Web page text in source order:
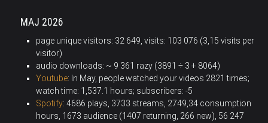
MAJ 2026
page unique visitors: 32 649, visits: 103 076 (3,15 visits per
visitor)
audio downloads: ~ 9 361 razy (3891 ÷ 3 + 8064)
Youtube: In May, people watched your videos 2821 times;
watch time: 1,537.1 hours; subscribers: -5
Spotify: 4686 plays, 3733 streams, 2749,34 consumption
hours, 1673 audience (1407 returning, 266 new), 56 247